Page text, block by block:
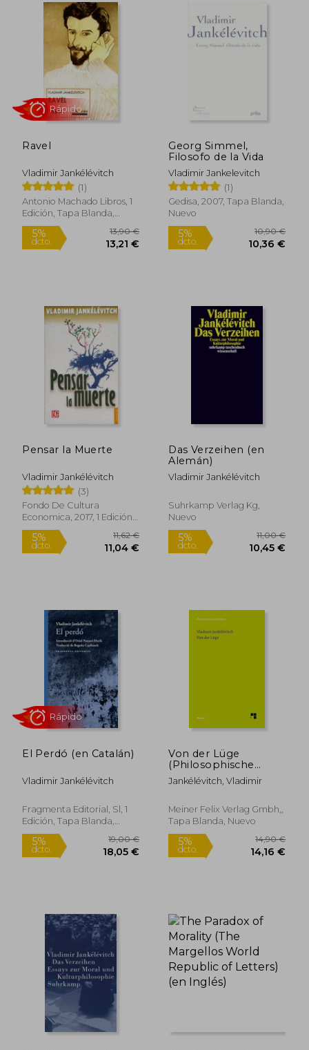
Ravel
Vladimir Jankélévitch
(1)
Antonio Machado Libros, 1
Edición, Tapa Blanda,
Nuevo
5%
Rápido
Georg Simmel,
Filosofo de la Vida
Vladimir Jankelevitch
(1)
Gedisa, 2007, Tapa Blanda,
Nuevo
5%
dcto.
Pensar la Muerte
Vladimir Jankélévitch
(3)
Fondo De Cultura
Economica, 2017, 1 Edición,
Tapa Blanda, Nuevo
5%
dcto. 11,04 €
Das Verzeihen (en
Alemán)
Vladimir Jankélévitch
Suhrkamp Verlag Kg,
Nuevo
El Perdó (en Catalán)
Vladimir Jankélévitch
Fragmenta Editorial, Sl, 1
Edición, Tapa Blanda,
Nuevo
5%
dcto. 18,05 €
Von der Lüge
(Philosophische
Bibliothek) (en
Alemán)
Jankélévitch, Vladimir
Meiner Felix Verlag Gmbh,,
Tapa Blanda, Nuevo